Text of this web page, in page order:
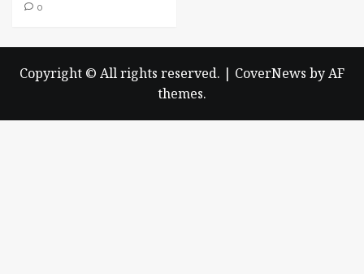
0
Copyright © All rights reserved. | CoverNews by AF
themes.